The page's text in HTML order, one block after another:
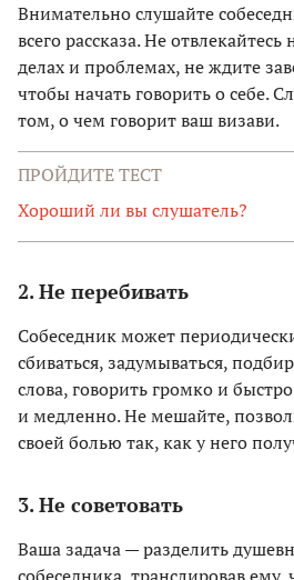
Внимательно слушайте
всего рассказа. Не
делах и проблемах, не ждите
чтобы начать говорить о себе.
том, о чем говорит ваш визави.
ПРОЙДИТЕ ТЕСТ
Хороший ли вы слушатель?
2. Не перебивать
Собеседник может
сбиваться, задумываться,
слова, говорить громко и
и медленно. Не мешайте,
своей болью так, как у него
3. Не советовать
Ваша задача — разделить